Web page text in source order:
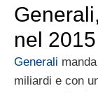
nel 2015
Generali
miliardi e con